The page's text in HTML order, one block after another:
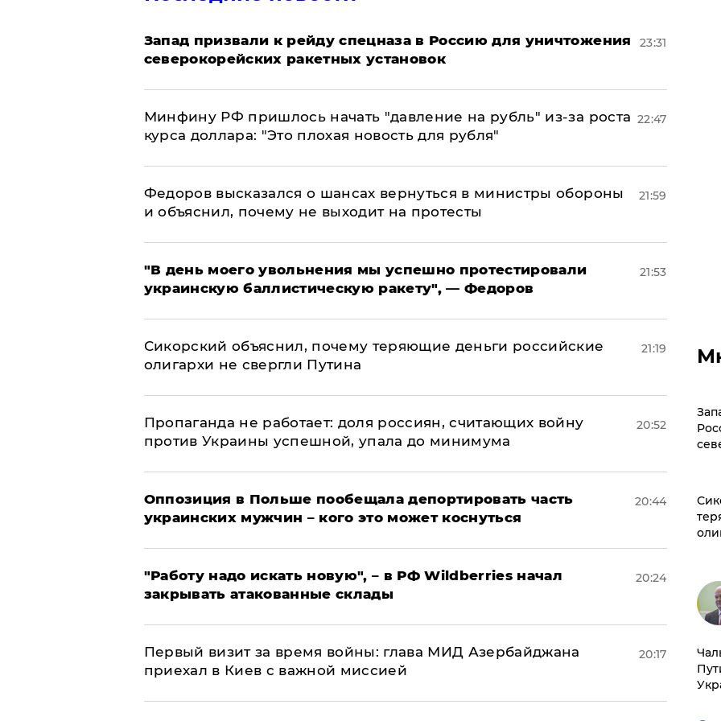
Запад призвали к рейду спецназа в Россию для уничтожения
северокорейских ракетных установок
23:31
Минфину РФ пришлось начать "давление на рубль" из-за роста
курса доллара: "Это плохая новость для рубля"
22:47
Федоров высказался о шансах вернуться в министры обороны
и объяснил, почему не выходит на протесты
21:59
​"В день моего увольнения мы успешно протестировали
украинскую баллистическую ракету", — Федоров
21:53
Сикорский объяснил, почему теряющие деньги российские
олигархи не свергли Путина
21:19
​Пропаганда не работает: доля россиян, считающих войну
против Украины успешной, упала до минимума
20:52
Оппозиция в Польше пообещала депортировать часть
украинских мужчин – кого это может коснуться
20:44
"Работу надо искать новую", – в РФ Wildberries начал
закрывать атакованные склады
20:24
Первый визит за время войны: глава МИД Азербайджана
приехал в Киев с важной миссией
20:17